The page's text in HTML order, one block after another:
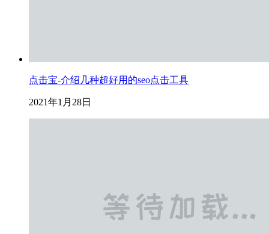
点击宝-介绍几种超好用的seo点击工具
2021年1月28日